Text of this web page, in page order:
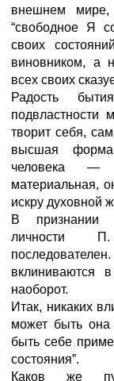
внешнем
“свободное Я
своих
виновником, а
всех своих
Радость
подвластности
творит себя,
высшая форма
человека —
материальная,
искру духовной
В признании
личности П.
вклиниваются
наоборот.
Итак, никаких
может быть
быть себе
состояния”.
Каков же